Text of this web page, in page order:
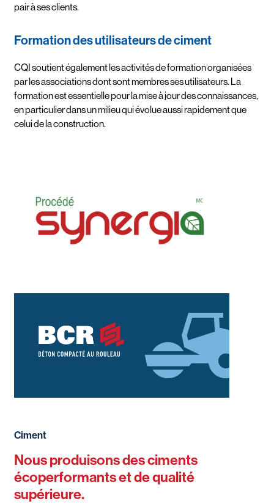
pair à ses clients.
Formation des utilisateurs de ciment
CQI soutient également les activités de formation organisées
par les associations dont sont membres ses utilisateurs. La
formation est essentielle pour la mise à jour des connaissances,
en particulier dans un milieu qui évolue aussi rapidement que
celui de la construction.
Ciment
Nous produisons des ciments
écoperformants et de qualité
supérieure.